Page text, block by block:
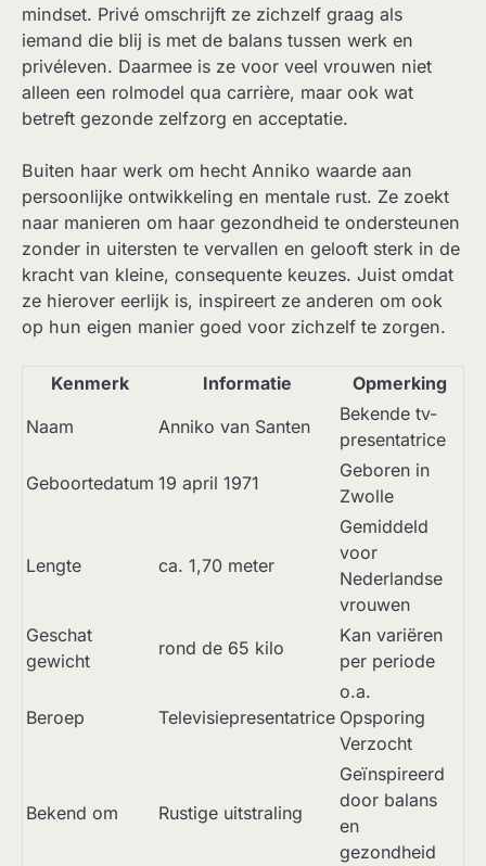
mindset. Privé omschrijft ze zichzelf graag als
iemand die blij is met de balans tussen werk en
privéleven. Daarmee is ze voor veel vrouwen niet
alleen een rolmodel qua carrière, maar ook wat
betreft gezonde zelfzorg en acceptatie.
Buiten haar werk om hecht Anniko waarde aan
persoonlijke ontwikkeling en mentale rust. Ze zoekt
naar manieren om haar gezondheid te ondersteunen
zonder in uitersten te vervallen en gelooft sterk in de
kracht van kleine, consequente keuzes. Juist omdat
ze hierover eerlijk is, inspireert ze anderen om ook
op hun eigen manier goed voor zichzelf te zorgen.
Kenmerk Informatie
Opmerking
Naam
Anniko van Santen
Bekende tv-
presentatrice
Geboortedatum 19 april 1971
Geboren in
Zwolle
Lengte ca. 1,70 meter
Gemiddeld
voor
Nederlandse
vrouwen
Geschat
gewicht
rond de 65 kilo
Kan variëren
per periode
Beroep Televisiepresentatrice
o.a.
Opsporing
Verzocht
Bekend om Rustige uitstraling
Geïnspireerd
door balans
en
gezondheid